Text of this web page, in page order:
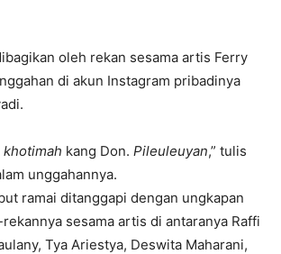
oleh rekan sesama artis Ferry
di akun Instagram pribadinya
kang Don. Pileuleuyan,” tulis
unggahannya.
ramai ditanggapi dengan ungkapan
sesama artis di antaranya Raffi
Tya Ariestya, Deswita Maharani,